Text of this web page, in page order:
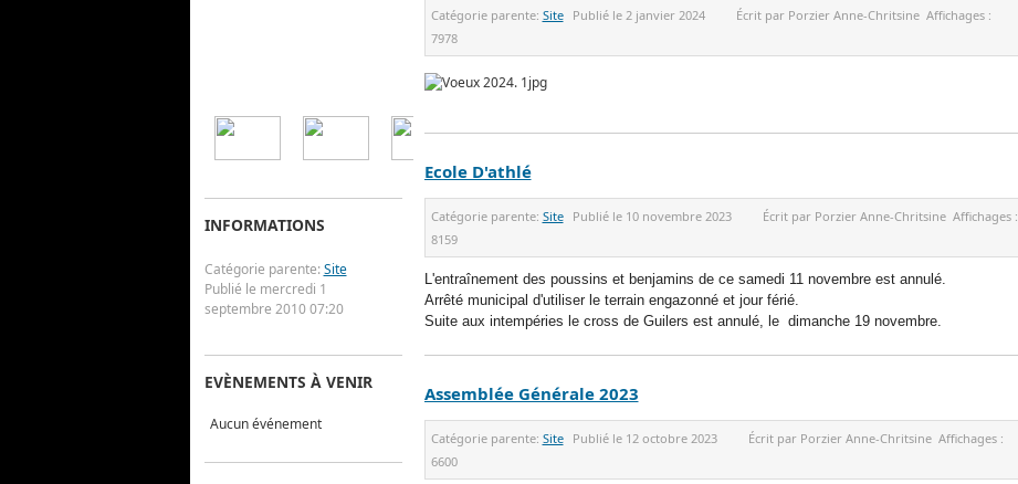
Catégorie parente: Site Publié le 2 janvier 2024 Écrit par Porzier Anne-Chritsine Affichages :
7978
Ecole D'athlé
Catégorie parente: Site Publié le 10 novembre 2023 Écrit par Porzier Anne-Chritsine Affichages :
8159
L'entraînement des poussins et benjamins de ce samedi 11 novembre est annulé.
Arrêté municipal d'utiliser le terrain engazonné et jour férié.
Suite aux intempéries le cross de Guilers est annulé, le dimanche 19 novembre.
Assemblée Générale 2023
Catégorie parente: Site Publié le 12 octobre 2023 Écrit par Porzier Anne-Chritsine Affichages :
6600
INFORMATIONS
Catégorie parente:Site
Publié le mercredi 1
septembre 2010 07:20
EVÈNEMENTS À VENIR
Aucun événement